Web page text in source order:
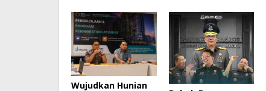
Wujudkan Hunian